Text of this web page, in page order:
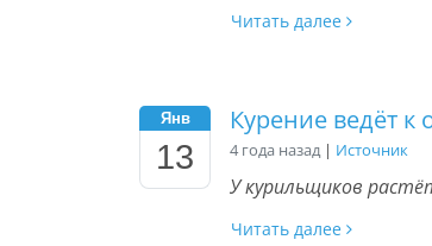
Читать далее
Янв
13
Курение ведёт к
4 года назад | Источник
У курильщиков
Читать далее